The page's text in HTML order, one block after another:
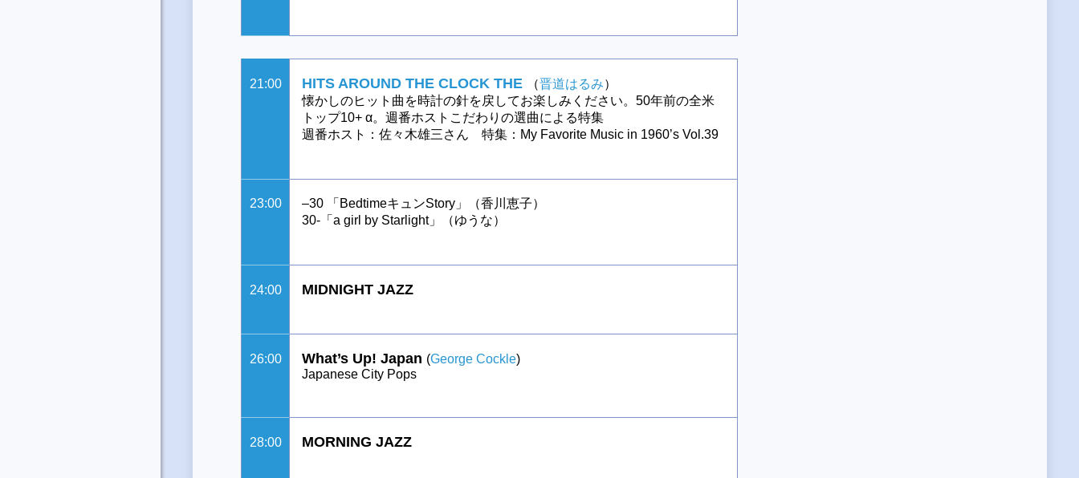
21:00 HITS AROUND THE CLOCK THE （晋道はるみ）
懐かしのヒット曲を時計の針を戻してお楽しみください。50年前の全米
トップ10+ α。週番ホストこだわりの選曲による特集
週番ホスト：佐々木雄三さん 特集：My Favorite Music in 1960’s Vol.39
23:00
–30 「BedtimeキュンStory」（香川恵子）
30-「a girl by Starlight」（ゆうな）
24:00 MIDNIGHT JAZZ
26:00 What’s Up! Japan (George Cockle)
Japanese City Pops
28:00 MORNING JAZZ